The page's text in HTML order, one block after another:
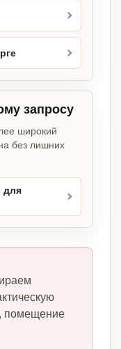
запросу
широкий
без лишних
для
помещение